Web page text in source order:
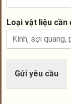
Loại vật liệu cần
Gửi yêu cầu